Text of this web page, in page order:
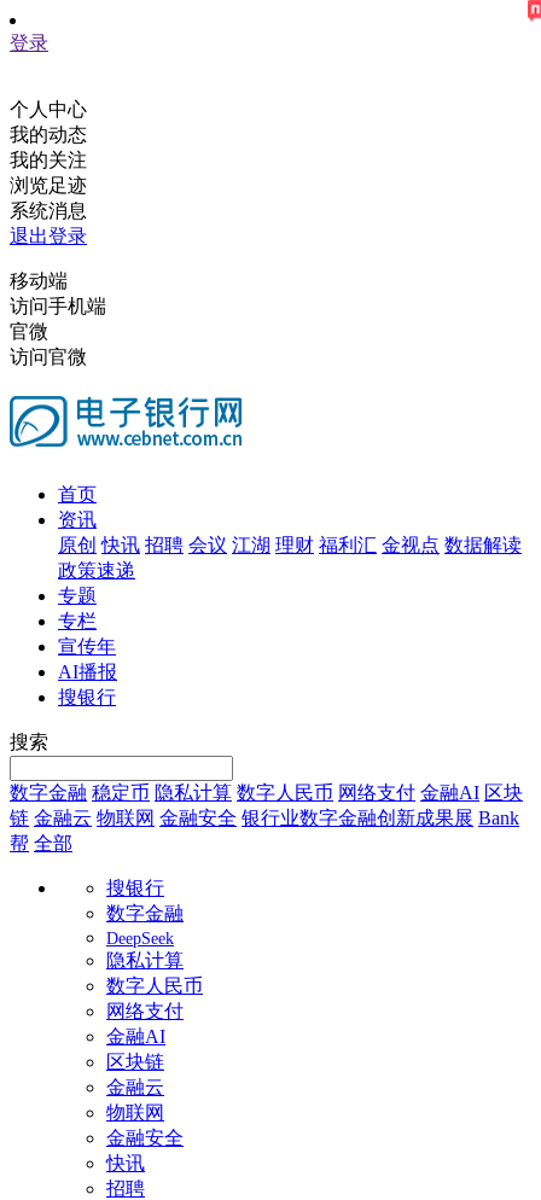
登录
个人中心
我的动态
我的关注
浏览足迹
系统消息
退出登录
移动端
访问手机端
官微
访问官微
首页
资讯
原创 快讯 招聘 会议 江湖 理财 福利汇 金视点 数据解读
政策速递
专题
专栏
宣传年
AI播报
搜银行
搜索
数字金融 稳定币 隐私计算 数字人民币 网络支付 金融AI 区块
链 金融云 物联网 金融安全 银行业数字金融创新成果展 Bank
帮 全部
搜银行
数字金融
DeepSeek
隐私计算
数字人民币
网络支付
金融AI
区块链
金融云
物联网
金融安全
快讯
招聘